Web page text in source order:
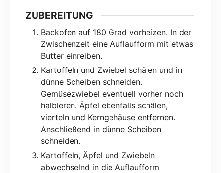
ZUBEREITUNG
Backofen auf 180 Grad vorheizen. In der
Zwischenzeit eine Auflaufform mit etwas
Butter einreiben.
Kartoffeln und Zwiebel schälen und in
dünne Scheiben schneiden.
Gemüsezwiebel eventuell vorher noch
halbieren. Äpfel ebenfalls schälen,
vierteln und Kerngehäuse entfernen.
Anschließend in dünne Scheiben
schneiden.
Kartoffeln, Äpfel und Zwiebeln
abwechselnd in die Auflaufform